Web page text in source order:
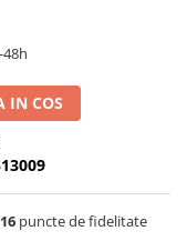
48h
IN COS
puncte de fidelitate